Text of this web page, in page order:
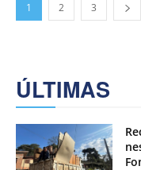
1 2 3
ÚLTIMAS